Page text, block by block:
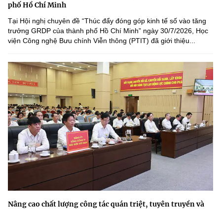
phố Hồ Chí Minh
Tại Hội nghị chuyên đề “Thúc đẩy đóng góp kinh tế số vào tăng
trưởng GRDP của thành phố Hồ Chí Minh” ngày 30/7/2026, Học
viện Công nghệ Bưu chính Viễn thông (PTIT) đã giới thiệu...
Nâng cao chất lượng công tác quán triệt, tuyên truyền và